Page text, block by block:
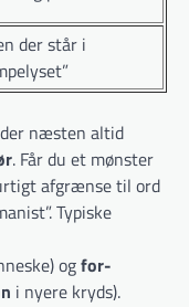
der står i
der næsten altid
. Får du et mønster
afgrænse til ord
Typiske
ogfor-
i nyere kryds).